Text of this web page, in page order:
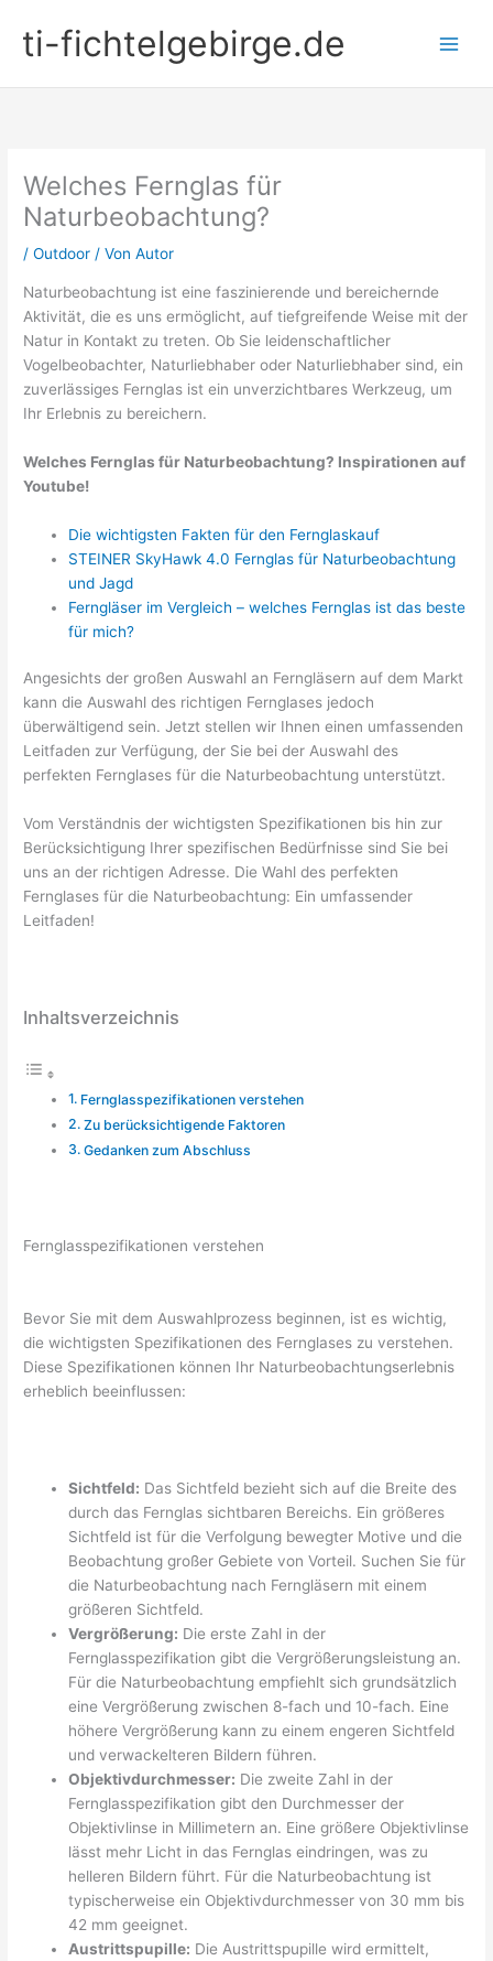
Inhalt
springenti-fichtelgebirge.de
Welches Fernglas für
Naturbeobachtung?
/Outdoor / VonAutor
Naturbeobachtung ist eine faszinierende und bereichernde
Aktivität, die es uns ermöglicht, auf tiefgreifende Weise mit der
Natur in Kontakt zu treten. Ob Sie leidenschaftlicher
Vogelbeobachter, Naturliebhaber oder Naturliebhaber sind, ein
zuverlässiges Fernglas ist ein unverzichtbares Werkzeug, um
Ihr Erlebnis zu bereichern.
Welches Fernglas für Naturbeobachtung? Inspirationen auf
Youtube!
Die wichtigsten Fakten für den Fernglaskauf
STEINER SkyHawk 4.0 Fernglas für Naturbeobachtung
und Jagd
Ferngläser im Vergleich – welches Fernglas ist das beste
für mich?
Angesichts der großen Auswahl an Ferngläsern auf dem Markt
kann die Auswahl des richtigen Fernglases jedoch
überwältigend sein. Jetzt stellen wir Ihnen einen umfassenden
Leitfaden zur Verfügung, der Sie bei der Auswahl des
perfekten Fernglases für die Naturbeobachtung unterstützt.
Vom Verständnis der wichtigsten Spezifikationen bis hin zur
Berücksichtigung Ihrer spezifischen Bedürfnisse sind Sie bei
uns an der richtigen Adresse. Die Wahl des perfekten
Fernglases für die Naturbeobachtung: Ein umfassender
Leitfaden!
Inhaltsverzeichnis
Fernglasspezifikationen verstehen
Zu berücksichtigende Faktoren
Gedanken zum Abschluss
Fernglasspezifikationen verstehen
Bevor Sie mit dem Auswahlprozess beginnen, ist es wichtig,
die wichtigsten Spezifikationen des Fernglases zu verstehen.
Diese Spezifikationen können Ihr Naturbeobachtungserlebnis
erheblich beeinflussen:
Sichtfeld: Das Sichtfeld bezieht sich auf die Breite des
durch das Fernglas sichtbaren Bereichs. Ein größeres
Sichtfeld ist für die Verfolgung bewegter Motive und die
Beobachtung großer Gebiete von Vorteil. Suchen Sie für
die Naturbeobachtung nach Ferngläsern mit einem
größeren Sichtfeld.
Vergrößerung: Die erste Zahl in der
Fernglasspezifikation gibt die Vergrößerungsleistung an.
Für die Naturbeobachtung empfiehlt sich grundsätzlich
eine Vergrößerung zwischen 8-fach und 10-fach. Eine
höhere Vergrößerung kann zu einem engeren Sichtfeld
und verwackelteren Bildern führen.
Objektivdurchmesser: Die zweite Zahl in der
Fernglasspezifikation gibt den Durchmesser der
Objektivlinse in Millimetern an. Eine größere Objektivlinse
lässt mehr Licht in das Fernglas eindringen, was zu
helleren Bildern führt. Für die Naturbeobachtung ist
typischerweise ein Objektivdurchmesser von 30 mm bis
42 mm geeignet.
Austrittspupille: Die Austrittspupille wird ermittelt,